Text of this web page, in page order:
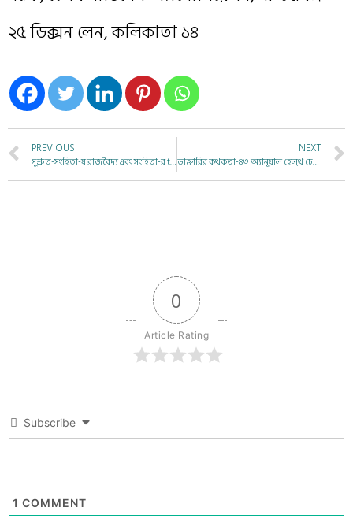
২৫ ডিক্সন লেন, কলিকাতা ১৪
PREVIOUS
সুশ্রুত-সংহিতা-য় রাজবৈদ্য এবং সংহিতা-র text-crical পাঠ
NEXT
ডাক্তারির কথকতা-৪৩ অ্যানুয়াল হেল্থ চেক-আপ
0
Article Rating
Subscribe
1 COMMENT